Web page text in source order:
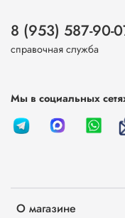
О магазине
8 (953) 587-90-
справочная служба
Мы в социальных